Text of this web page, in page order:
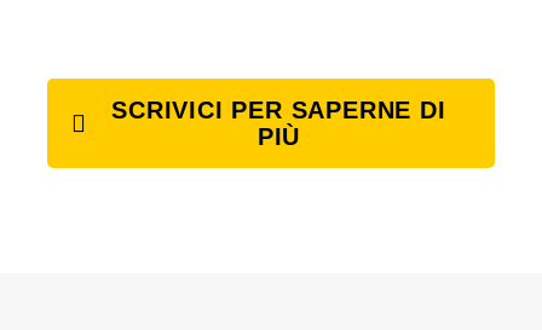
SCRIVICI PER SAPERNE DI
PIÙ